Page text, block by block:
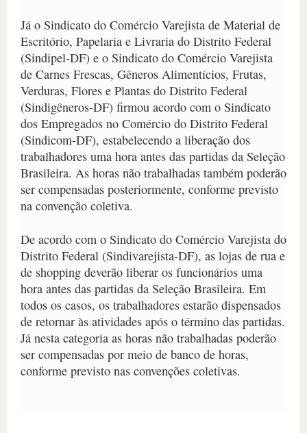
Já o Sindicato do Comércio Varejista de Material de
Escritório, Papelaria e Livraria do Distrito Federal
(Sindipel-DF) e o Sindicato do Comércio Varejista
de Carnes Frescas, Gêneros Alimentícios, Frutas,
Verduras, Flores e Plantas do Distrito Federal
(Sindigêneros-DF) firmou acordo com o Sindicato
dos Empregados no Comércio do Distrito Federal
(Sindicom-DF), estabelecendo a liberação dos
trabalhadores uma hora antes das partidas da Seleção
Brasileira. As horas não trabalhadas também poderão
ser compensadas posteriormente, conforme previsto
na convenção coletiva.
De acordo com o Sindicato do Comércio Varejista do
Distrito Federal (Sindivarejista-DF), as lojas de rua e
de shopping deverão liberar os funcionários uma
hora antes das partidas da Seleção Brasileira. Em
todos os casos, os trabalhadores estarão dispensados
de retornar às atividades após o término das partidas.
Já nesta categoria as horas não trabalhadas poderão
ser compensadas por meio de banco de horas,
conforme previsto nas convenções coletivas.